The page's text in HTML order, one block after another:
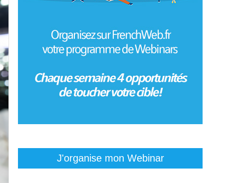
J'organise mon Webinar